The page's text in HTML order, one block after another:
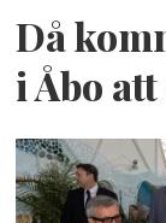
Då
i Åbo